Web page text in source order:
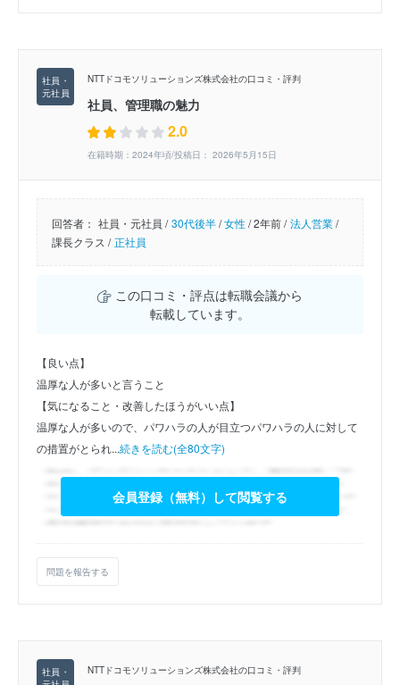
NTTドコモソリューションズ株式会社の口コミ・評判
社員、管理職の魅力
2.0
在籍時期：2024年頃/投稿日： 2026年5月15日
回答者： 社員・元社員 / 30代後半/女性/2年前 / 法人営業/
課長クラス / 正社員
この口コミ・評点は転職会議から
転載しています。
【良い点】
温厚な人が多いと言うこと
【気になること・改善したほうがいい点】
温厚な人が多いので、パワハラの人が目立つパワハラの人に対して
の措置がとられ...続きを読む(全80文字)
会員登録（無料）して閲覧する
問題を報告する
NTTドコモソリューションズ株式会社の口コミ・評判